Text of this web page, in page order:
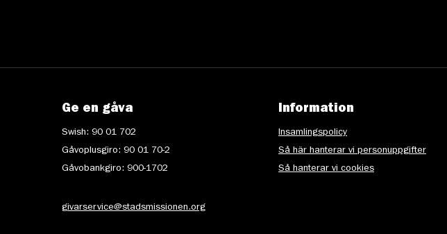
Ge en gåva
Swish: 90 01 702
Gåvoplusgiro: 90 01 70-2
Gåvobankgiro: 900-1702
givarservice@stadsmissionen.org
Information
Insamlingspolicy
Så här hanterar vi personuppgifter
Så hanterar vi cookies